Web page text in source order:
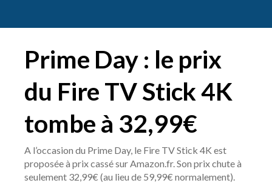
Prime Day : le prix
du Fire TV Stick 4K
tombe à 32,99€
A l’occasion du Prime Day, le Fire TV Stick 4K est
proposée à prix cassé sur Amazon.fr. Son prix chute à
seulement 32,99€ (au lieu de 59,99€ normalement).